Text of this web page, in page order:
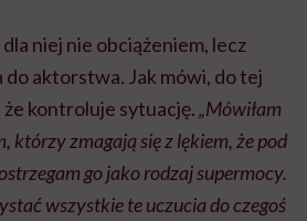
dla niej nie obciążeniem, lecz
do aktorstwa. Jak mówi, do tej
kontroluje sytuację.„Mówiłam
którzy zmagają się z lękiem, że pod
go jako rodzaj supermocy.
wszystkie te uczucia do czegoś